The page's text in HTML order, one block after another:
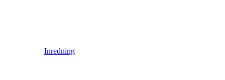
Inredning